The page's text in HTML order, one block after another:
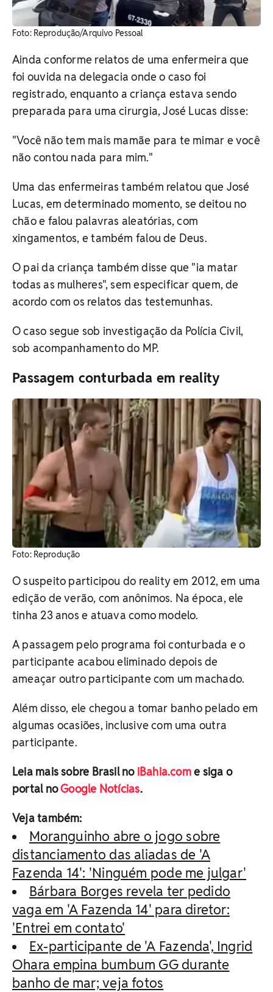
Foto: Reprodução/Arquivo Pessoal
Ainda conforme relatos de uma enfermeira que
foi ouvida na delegacia onde o caso foi
registrado, enquanto a criança estava sendo
preparada para uma cirurgia, José Lucas disse:
"Você não tem mais mamãe para te mimar e você
não contou nada para mim."
Uma das enfermeiras também relatou que José
Lucas, em determinado momento, se deitou no
chão e falou palavras aleatórias, com
xingamentos, e também falou de Deus.
O pai da criança também disse que "ia matar
todas as mulheres", sem especificar quem, de
acordo com os relatos das testemunhas.
O caso segue sob investigação da Polícia Civil,
sob acompanhamento do MP.
Passagem conturbada em reality
Foto: Reprodução
O suspeito participou do reality em 2012, em uma
edição de verão, com anônimos. Na época, ele
tinha 23 anos e atuava como modelo.
A passagem pelo programa foi conturbada e o
participante acabou eliminado depois de
ameaçar outro participante com um machado.
Além disso, ele chegou a tomar banho pelado em
algumas ocasiões, inclusive com uma outra
participante.
Leia mais sobre Brasil no iBahia.come siga o
portal noGoogle Notícias.
Veja também:
Moranguinho abre o jogo sobre
distanciamento das aliadas de 'A
Fazenda 14': 'Ninguém pode me julgar'
Bárbara Borges revela ter pedido
vaga em 'A Fazenda 14' para diretor:
'Entrei em contato'
Ex-participante de 'A Fazenda', Ingrid
Ohara empina bumbum GG durante
banho de mar; veja fotos